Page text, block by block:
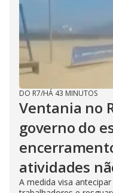
DO R7/HÁ 43 MINUTOS
Ventania no
governo do
atividades
A medida visa